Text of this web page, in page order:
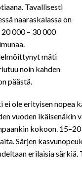
Tavallisesti
naaraskalassa on
20 000 – 30 000
mäti
noin kahden
päästä.
ei ole erityisen nopea
vuoden ikäisenäkin
kokoon.
Särjen
erilaisia